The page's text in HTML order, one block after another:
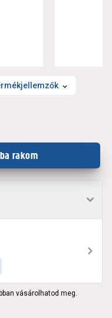
rakom
vásárolhatod meg.